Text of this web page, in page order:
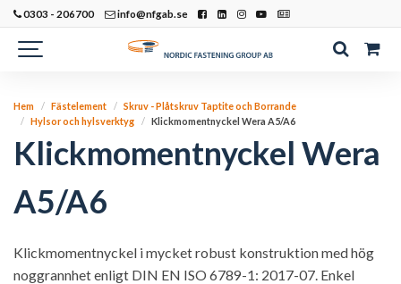
0303 - 206700 info@nfgab.se
Hem Fästelement
Skruv - Plåtskruv Taptite och Borrande
Hylsor och hylsverktyg
Klickmomentnyckel Wera A5/A6
Klickmomentnyckel Wera
A5/A6
Klickmomentnyckel i mycket robust konstruktion med hög
noggrannhet enligt DIN EN ISO 6789-1: 2017-07. Enkel